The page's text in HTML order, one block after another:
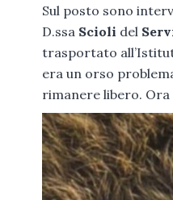
Sul posto sono
D.ssa Scioli del
trasportato
era un orso
rimanere libero. Ora